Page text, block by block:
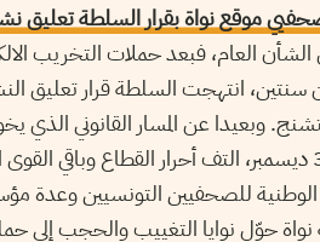
موقع نواة بقرار السلطة تعليق
العام، فبعد حملات التخريب
سنتين، انتهجت السلطة قرار تعليق
وبعيدا عن المسار القانوني الذي
التعليق والذي اُجّل النظر فيه إلى يوم 3 ديسمبر، التف أحرار
الوطنية للصحفيين التونسيين
نواة حوّل نوايا التغييب والحجب إلى